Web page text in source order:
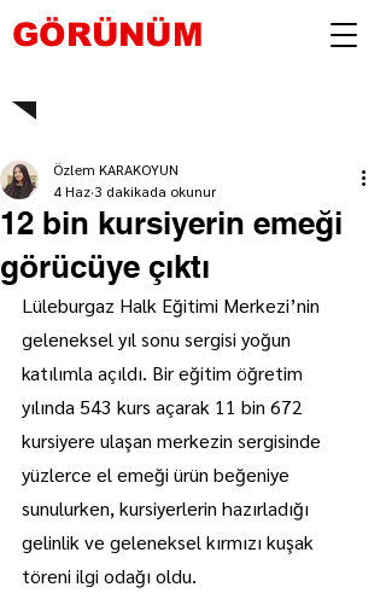
GÖRÜNÜM
12 bin kursiyerin emeği
görücüye çıktı
Özlem KARAKOYUN
4 Haz 3 dakikada okunur
Lüleburgaz Halk Eğitimi Merkezi’nin
geleneksel yıl sonu sergisi yoğun
katılımla açıldı. Bir eğitim öğretim
yılında 543 kurs açarak 11 bin 672
kursiyere ulaşan merkezin sergisinde
yüzlerce el emeği ürün beğeniye
sunulurken, kursiyerlerin hazırladığı
gelinlik ve geleneksel kırmızı kuşak
töreni ilgi odağı oldu.